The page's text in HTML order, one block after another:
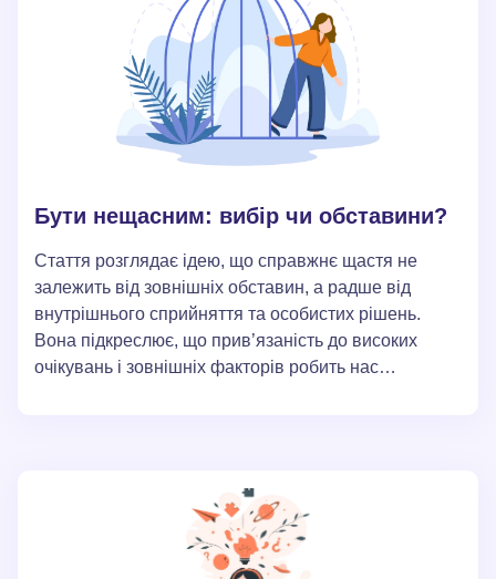
Бути нещасним: вибір чи обставини?
Стаття розглядає ідею, що справжнє щастя не
залежить від зовнішніх обставин, а радше від
внутрішнього сприйняття та особистих рішень.
Вона підкреслює, що прив’язаність до високих
очікувань і зовнішніх факторів робить нас
внутрішній стан є ключем до повноціннішого та
задоволеного життя.